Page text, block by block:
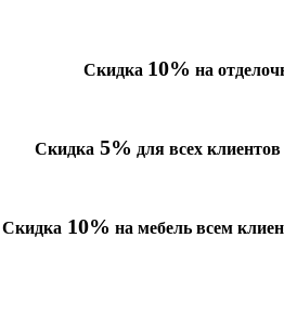
Скидка 10% на
Скидка 5% для всех
Скидка 10% на мебель всем